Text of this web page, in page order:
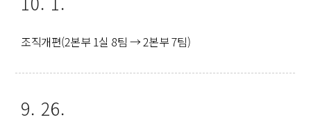
조직개편(2본부 1실 8팀 → 2본부 7팀)
9. 26.